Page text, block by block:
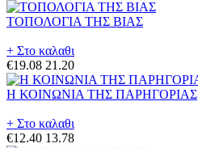
ΤΟΠΟΛΟΓΙΑ ΤΗΣ ΒΙΑΣ
+ Στο καλαθι
€19.08 21.20
Η ΚΟΙΝΩΝΙΑ ΤΗΣ ΠΑΡΗΓΟΡΙΑΣ
+ Στο καλαθι
€12.40 13.78